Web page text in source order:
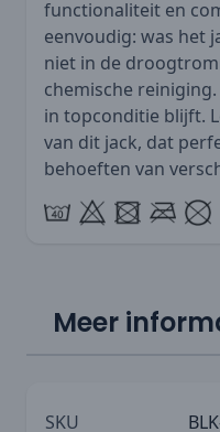
functionaliteit en
eenvoudig: was het
niet in de
chemische
in topconditie blijft.
van dit jack, dat
behoeften van
Meer
SKU